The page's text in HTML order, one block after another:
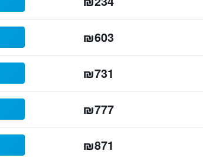
₪603
₪731
₪777
₪871